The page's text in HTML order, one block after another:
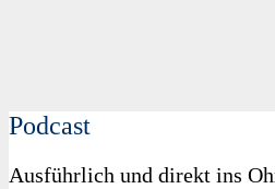
Podcast
Ausführlich und direkt ins